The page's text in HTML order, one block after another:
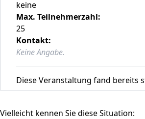
keine
Max. Teilnehmerzahl:
25
Kontakt:
Keine Angabe.
Diese Veranstaltung fand bereits
Vielleicht kennen Sie diese Situation: